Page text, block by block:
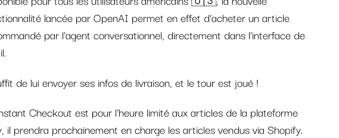
lancée par OpenAI permet en effet d’acheter un article
par l’agent conversationnel, directement dans l’interface de
de lui envoyer ses infos de livraison, et le tour est joué !
Checkout est pour l'heure limité aux articles de la plateforme
il prendra prochainement en charge les articles vendus via Shopify.